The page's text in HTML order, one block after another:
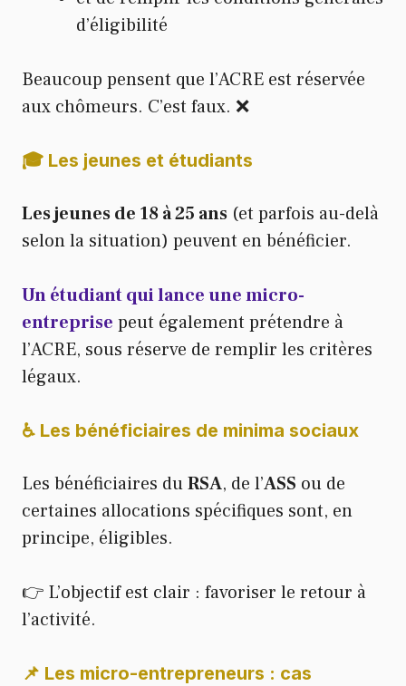
d’éligibilité
Beaucoup pensent que l’ACRE est réservée
aux chômeurs. C’est faux. ❌
🎓 Les jeunes et étudiants
Les jeunes de 18 à 25 ans (et parfois au-delà
selon la situation) peuvent en bénéficier.
Un étudiant qui lance une micro-
entreprise peut également prétendre à
l’ACRE, sous réserve de remplir les critères
légaux.
♿ Les bénéficiaires de minima sociaux
Les bénéficiaires duRSA, de l’ASS ou de
certaines allocations spécifiques sont, en
principe, éligibles.
👉 L’objectif est clair : favoriser le retour à
l’activité.
📌 Les micro-entrepreneurs : cas